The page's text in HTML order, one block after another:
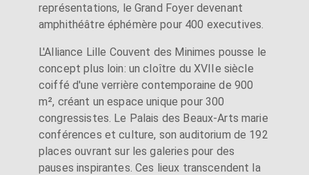
représentations, le Grand Foyer devenant
amphithéâtre éphémère pour 400 executives.
L'Alliance Lille Couvent des Minimes pousse le
concept plus loin: un cloître du XVIIe siècle
coiffé d'une verrière contemporaine de 900
m², créant un espace unique pour 300
congressistes. Le Palais des Beaux-Arts marie
conférences et culture, son auditorium de 192
places ouvrant sur les galeries pour des
pauses inspirantes. Ces lieux transcendent la